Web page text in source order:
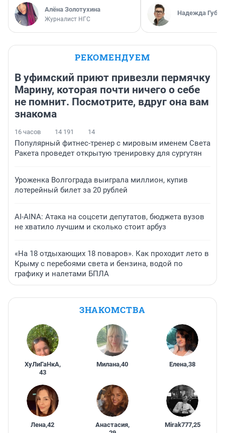
Алёна Золотухина
Журналист НГС
Надежда
РЕКОМЕНДУЕМ
В уфимский приют привезли пермячку
Марину, которая почти ничего о себе
не помнит. Посмотрите, вдруг она вам
знакома
16 часов 14 191 14
Популярный фитнес-тренер с мировым именем Света
Ракета проведет открытую тренировку для сургутян
Уроженка Волгограда выиграла миллион, купив
лотерейный билет за 20 рублей
AI-AINA: Атака на соцсети депутатов, бюджета вузов
не хватило лучшим и сколько стоит арбуз
«На 18 отдыхающих 18 поваров». Как проходит лето в
Крыму с перебоями света и бензина, водой по
графику и налетами БПЛА
ЗНАКОМСТВА
ХуЛиГаНкА,
43
Милана,40 Елена,38
Лена,42 Анастасия,
Mirak777,25